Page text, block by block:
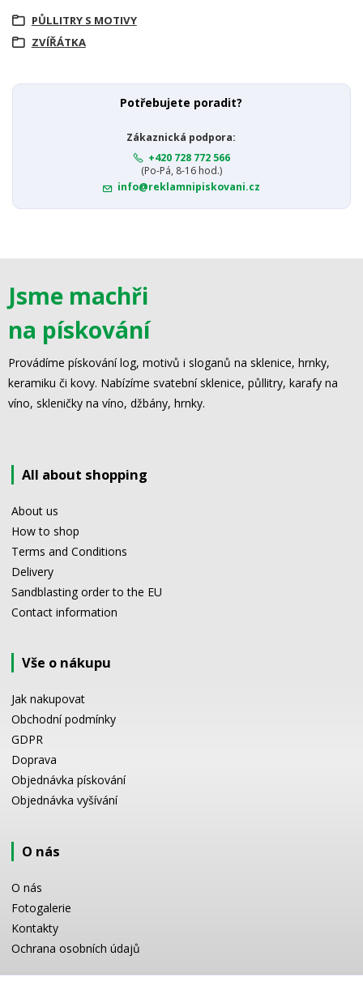
PŮLLITRY S MOTIVY
ZVÍŘÁTKA
Potřebujete poradit?
Zákaznická podpora:
+420 728 772 566
(Po-Pá, 8-16 hod.)
info@reklamnipiskovani.cz
Jsme machři
na pískování
Provádíme pískování log, motivů i sloganů na sklenice, hrnky,
keramiku či kovy. Nabízíme svatební sklenice, půllitry, karafy na
víno, skleničky na víno, džbány, hrnky.
All about shopping
About us
How to shop
Terms and Conditions
Delivery
Sandblasting order to the EU
Contact information
Vše o nákupu
Jak nakupovat
Obchodní podmínky
GDPR
Doprava
Objednávka pískování
Objednávka vyšívání
O nás
O nás
Fotogalerie
Kontakty
Ochrana osobních údajů